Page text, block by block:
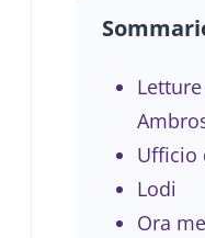
Ufficio
Lodi
Ora